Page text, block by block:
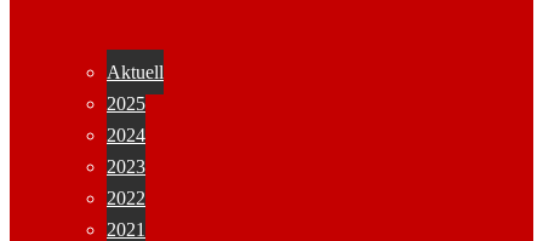
Aktuell
2025
2024
2023
2022
2021